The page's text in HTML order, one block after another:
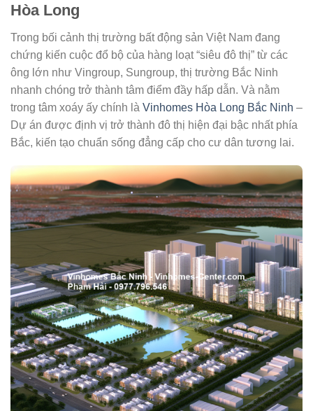
Hòa Long
Trong bối cảnh thị trường bất động sản Việt Nam đang
chứng kiến cuộc đổ bộ của hàng loạt “siêu đô thị” từ các
ông lớn như Vingroup, Sungroup, thị trường Bắc Ninh
nhanh chóng trở thành tâm điểm đầy hấp dẫn. Và nằm
trong tâm xoáy ấy chính là Vinhomes Hòa Long Bắc Ninh –
Dự án được định vị trở thành đô thị hiện đại bậc nhất phía
Bắc, kiến tạo chuẩn sống đẳng cấp cho cư dân tương lai.